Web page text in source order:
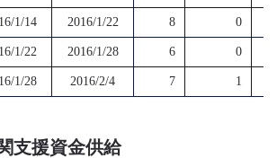
1/14 2016/1/22 8 0
1/22 2016/1/28 6 0
1/28 2016/2/4 7 1
支援資金供給